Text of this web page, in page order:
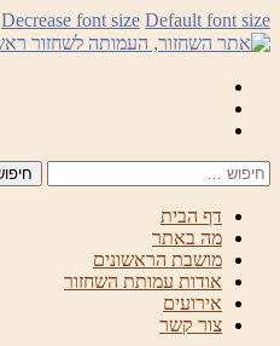
לדלג
לתוכן
Decrease font size Default font size
דף הבית
מה באתר
מושבת הראשונים
אודות עמותת השחזור
אירועים
צור קשר